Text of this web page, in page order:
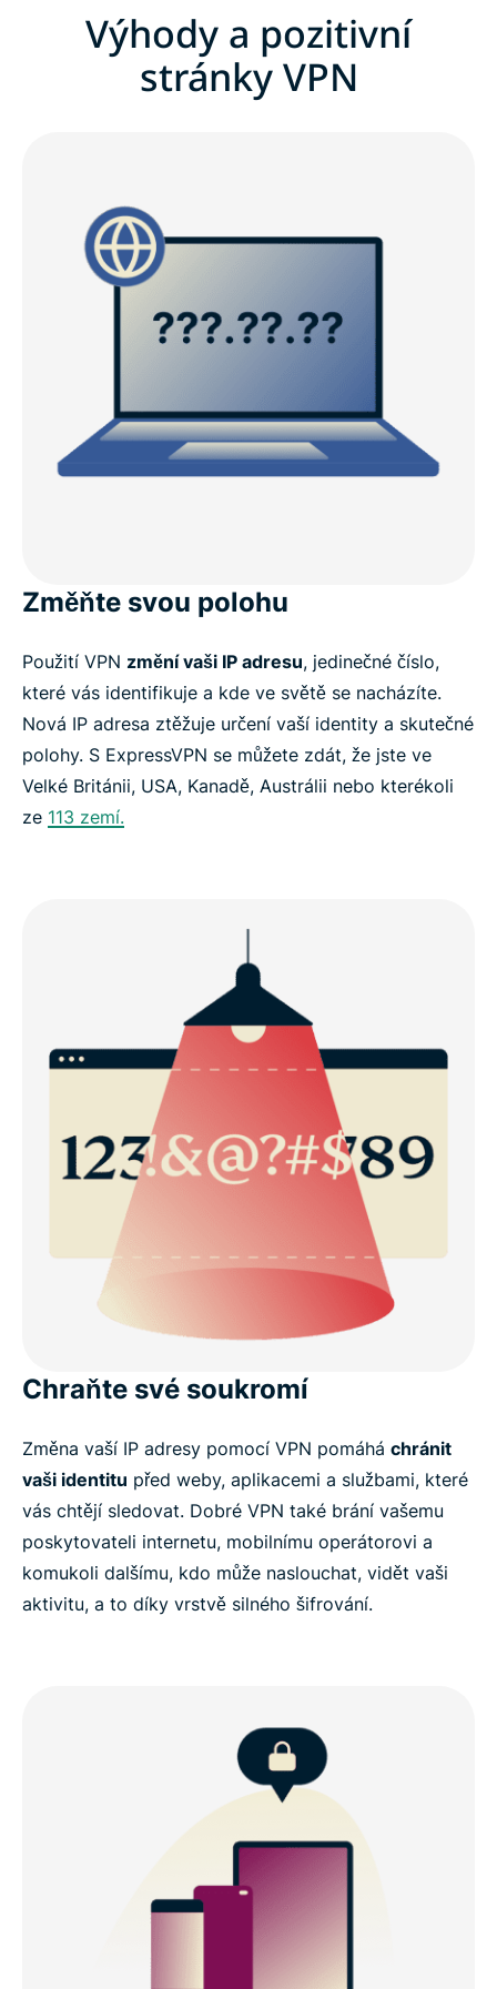
Výhody a pozitivní
stránky VPN
Změňte svou polohu
Použití VPN změní vaši IP adresu, jedinečné číslo,
které vás identifikuje a kde ve světě se nacházíte.
Nová IP adresa ztěžuje určení vaší identity a skutečné
polohy. S ExpressVPN se můžete zdát, že jste ve
Velké Británii, USA, Kanadě, Austrálii nebo kterékoli
ze 113 zemí.
Chraňte své soukromí
Změna vaší IP adresy pomocí VPN pomáhá chránit
vaši identitu před weby, aplikacemi a službami, které
vás chtějí sledovat. Dobré VPN také brání vašemu
poskytovateli internetu, mobilnímu operátorovi a
komukoli dalšímu, kdo může naslouchat, vidět vaši
aktivitu, a to díky vrstvě silného šifrování.